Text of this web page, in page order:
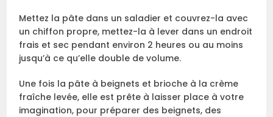
Mettez la pâte dans un saladier et couvrez-la avec
un chiffon propre, mettez-la à lever dans un endroit
frais et sec pendant environ 2 heures ou au moins
jusqu’à ce qu’elle double de volume.
Une fois la pâte à beignets et brioche à la crème
fraîche levée, elle est prête à laisser place à votre
imagination, pour préparer des beignets, des